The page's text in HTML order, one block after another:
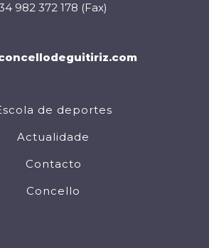
982 372 178 (Fax)
de deportes
Actualidade
Contacto
Concello